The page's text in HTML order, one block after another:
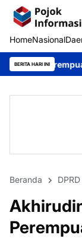
HomeNasional
BERITA HARI INI
Bangsa
Beranda